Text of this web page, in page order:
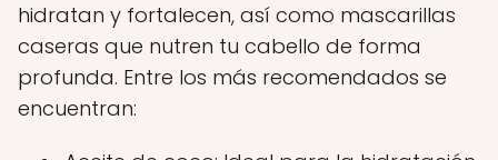
hidratan y fortalecen, así como mascarillas
caseras que nutren tu cabello de forma
profunda. Entre los más recomendados se
encuentran: